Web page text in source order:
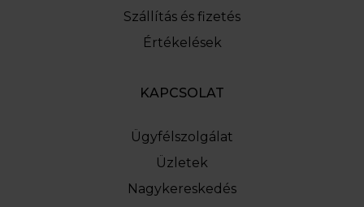
Szállítás és fizetés
Értékelések
KAPCSOLAT
Ügyfélszolgálat
Üzletek
Nagykereskedés